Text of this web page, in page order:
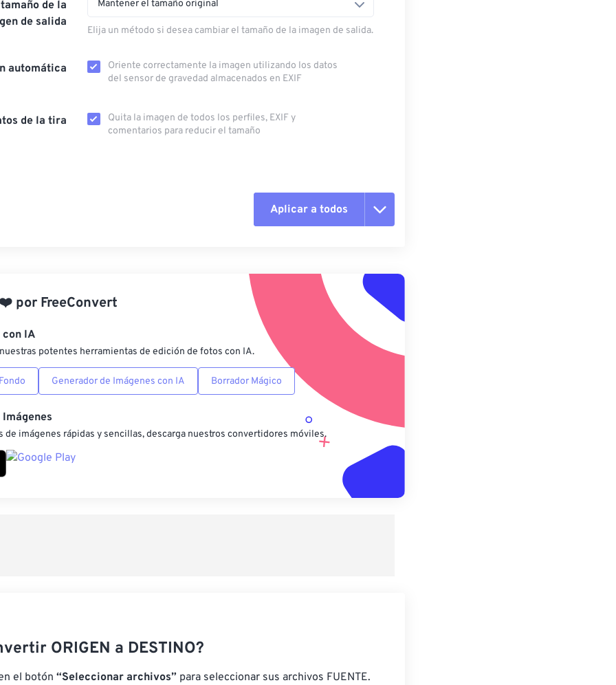
de la
de salida
Mantener el tamaño original
Elija un método si desea cambiar el tamaño de la imagen de salida.
automática
Oriente correctamente la imagen utilizando los datos
del sensor de gravedad almacenados en EXIF
de la tira
Quita la imagen de todos los perfiles, EXIF ​​y
comentarios para reducir el tamaño
Aplicar a todos
Aplicar desde el ajuste preestablecido
Guardar como preestablecido
por FreeConvert
con IA
potentes herramientas de edición de fotos con IA.
Generador de Imágenes con IA Borrador Mágico
de imágenes rápidas y sencillas, descarga nuestros convertidores móviles.
ORIGEN a DESTINO?
el botón “Seleccionar archivos” para seleccionar sus archivos FUENTE.